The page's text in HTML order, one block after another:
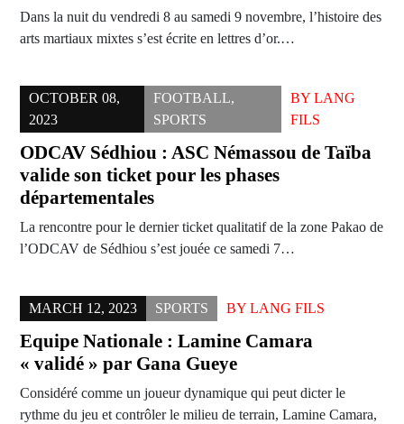
Dans la nuit du vendredi 8 au samedi 9 novembre, l’histoire des
arts martiaux mixtes s’est écrite en lettres d’or.…
OCTOBER 08,
2023
FOOTBALL,
SPORTS
BYLANG
FILS
ODCAV Sédhiou : ASC Némassou de Taïba
valide son ticket pour les phases
départementales
La rencontre pour le dernier ticket qualitatif de la zone Pakao de
l’ODCAV de Sédhiou s’est jouée ce samedi 7…
MARCH 12, 2023 SPORTS BY LANG FILS
Equipe Nationale : Lamine Camara
« validé » par Gana Gueye
Considéré comme un joueur dynamique qui peut dicter le
rythme du jeu et contrôler le milieu de terrain, Lamine Camara,